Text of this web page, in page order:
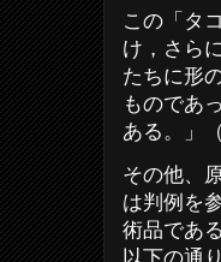
この「タ
け，さら
たちに形
ものであ
ある。」（
その他、
は判例を
術品であ